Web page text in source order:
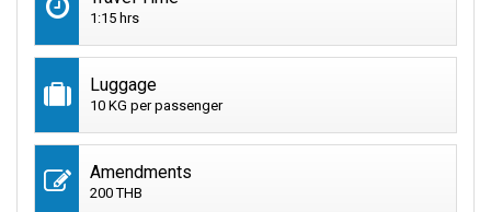
1:15 hrs
Luggage
10 KG per passenger
Amendments
200 THB